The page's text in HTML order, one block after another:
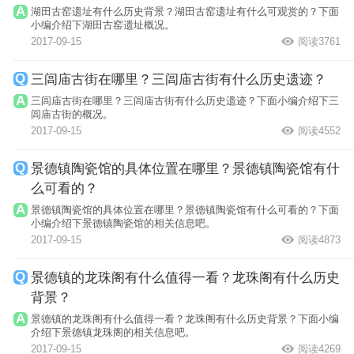
湖田古窑遗址有什么历史背景？湖田古窑遗址有什么可观赏的？下面
小编介绍下湖田古窑遗址概况。
2017-09-15
阅读3761
三闾庙古街在哪里？三闾庙古街有什么历史遗迹？
三闾庙古街在哪里？三闾庙古街有什么历史遗迹？下面小编介绍下三
闾庙古街的概况。
2017-09-15
阅读4552
景德镇陶瓷馆的具体位置在哪里？景德镇陶瓷馆有什
么可看的？
景德镇陶瓷馆的具体位置在哪里？景德镇陶瓷馆有什么可看的？下面
小编介绍下景德镇陶瓷馆的相关信息吧。
2017-09-15
阅读4873
景德镇的龙珠阁有什么值得一看？龙珠阁有什么历史
背景？
景德镇的龙珠阁有什么值得一看？龙珠阁有什么历史背景？下面小编
介绍下景德镇龙珠阁的相关信息吧。
2017-09-15
阅读4269